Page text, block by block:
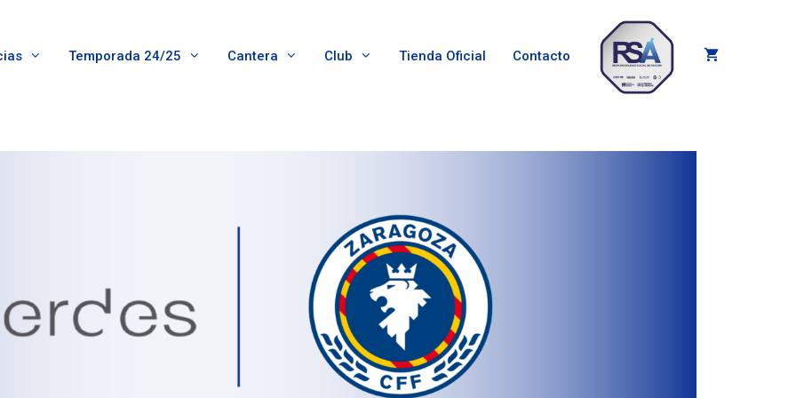
Temporada 24/25 Cantera Club Tienda Oficial Contacto